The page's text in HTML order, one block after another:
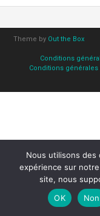
Theme by Out the Box
Conditions
Conditions
Nous utilisons des
expérience sur
site, nous
OK
Non